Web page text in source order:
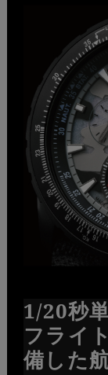
1/20秒
フライ
備した